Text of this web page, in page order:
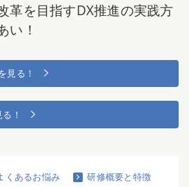
革を目指すDX推進の実践方
い！
見る！
！
くあるお悩み
研修概要と特徴